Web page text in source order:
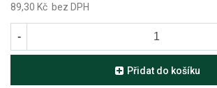
89,30 Kč bez DPH
-
Přidat do košíku